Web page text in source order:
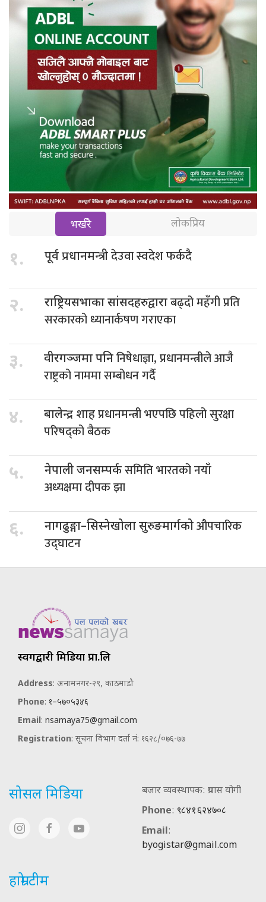
भर्खरै लोकप्रिय
१. पूर्व प्रधानमन्त्रीदेउवा स्वदेश फर्कदै
२. राष्ट्रियसभाका सांसदहरुद्वाराबढ्दो महँगी प्रति
सरकारको ध्यानार्कषण गराएका
३. वीरगञ्जमा पनिनिषेधाज्ञा, प्रधानमन्त्रीले आजै
राष्ट्रको नाममा सम्बोधन गर्दै
४. बालेन्द्र शाहप्रधानमन्त्री भएपछि पहिलो सुरक्षा
परिषद्को बैठक
५. नेपाली जनसम्पर्कसमिति भारतको नयाँ
अध्यक्षमा दीपक झा
६. नागढुङ्गा–सिस्नेखोला सुरुङमार्गकोऔपचारिक
उद्घाटन
स्वर्गद्वारी मिडिया प्रा.लि
Address: अनामनगर-२९, काठमाडौ
Phone: १–५७०५३४६
Email: nsamaya75@gmail.com
Registration: सूचना विभाग दर्ता नं: १६२८/०७६-७७
सोसल मिडिया
बजार व्यवस्थापक: प्रयास योगी
Phone: ९८४१६२४७०८
Email:
byogistar@gmail.com
हाम्रो टीम